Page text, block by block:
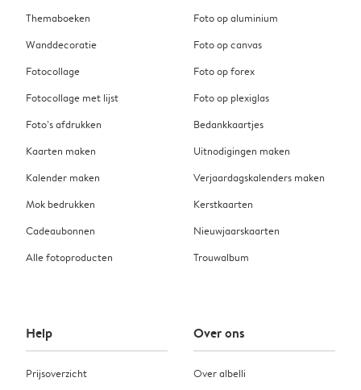
Themaboeken
Wanddecoratie
Fotocollage
Fotocollage met lijst
Foto’s afdrukken
Kaarten maken
Kalender maken
Mok bedrukken
Cadeaubonnen
Alle fotoproducten
Foto op aluminium
Foto op canvas
Foto op forex
Foto op plexiglas
Bedankkaartjes
Uitnodigingen maken
Verjaardagskalenders maken
Kerstkaarten
Nieuwjaarskaarten
Trouwalbum
Help
Prijsoverzicht
Over ons
Over albelli